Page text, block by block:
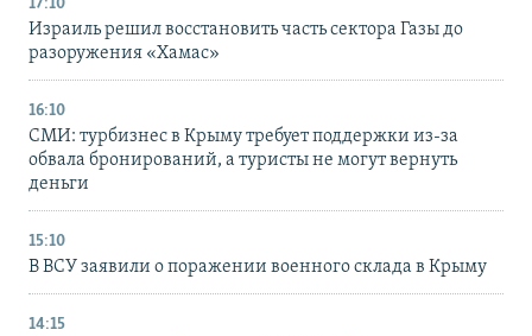
17:10
Израиль решил восстановить часть сектора Газы до
разоружения «Хамас»
16:10
СМИ: турбизнес в Крыму требует поддержки из-за
обвала бронирований, а туристы не могут вернуть
деньги
15:10
В ВСУ заявили о поражении военного склада в Крыму
14:15